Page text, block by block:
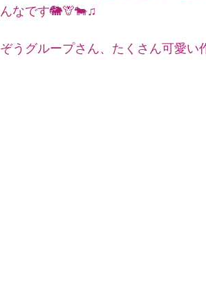
んなです🐘🦒🐄♫
ぞうグループさん、たくさん可愛